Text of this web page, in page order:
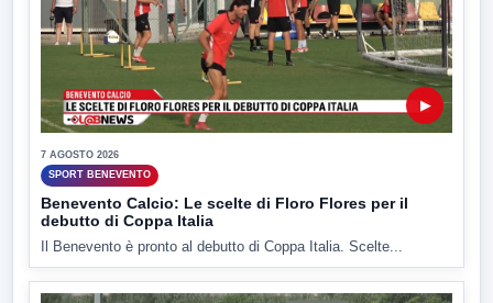
▶
7 AGOSTO 2026
SPORT BENEVENTO
Benevento Calcio: Le scelte di Floro Flores per il
debutto di Coppa Italia
Il Benevento è pronto al debutto di Coppa Italia. Scelte...